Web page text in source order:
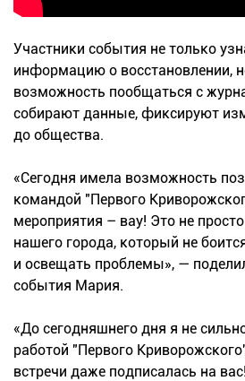
Участники события не только
информацию о восстановлении,
возможность пообщаться с
собирают данные, фиксируют
до общества.
«Сегодня имела возможность
командой "Первого
мероприятия – вау! Это не
нашего города, который не
и освещать проблемы», —
события Мария.
«До сегодняшнего дня я не
работой "Первого
встречи даже подписалась на